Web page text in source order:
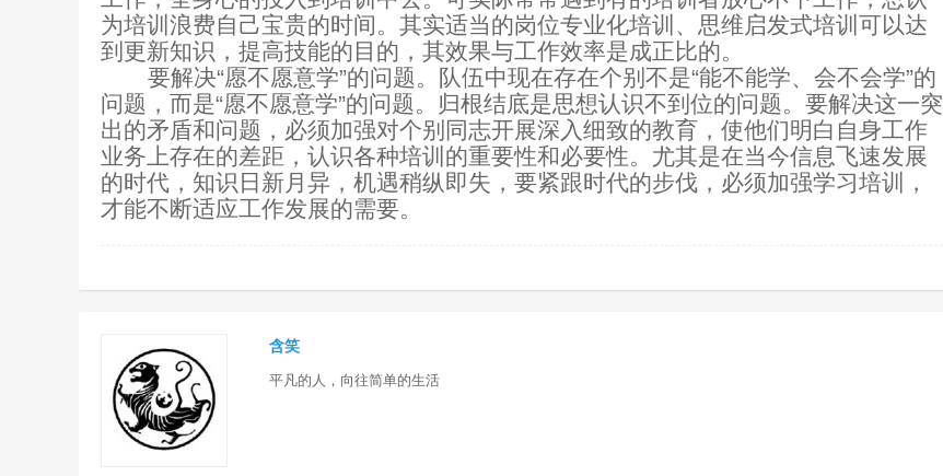
为培训浪费自己宝贵的时间。其实适当的岗位专业化培训、思维启发式培训可以达
到更新知识，提高技能的目的，其效果与工作效率是成正比的。
要解决“愿不愿意学”的问题。队伍中现在存在个别不是“能不能学、会不会学”的
问题，而是“愿不愿意学”的问题。归根结底是思想认识不到位的问题。要解决这一突
出的矛盾和问题，必须加强对个别同志开展深入细致的教育，使他们明白自身工作
业务上存在的差距，认识各种培训的重要性和必要性。尤其是在当今信息飞速发展
的时代，知识日新月异，机遇稍纵即失，要紧跟时代的步伐，必须加强学习培训，
才能不断适应工作发展的需要。
含笑
平凡的人，向往简单的生活